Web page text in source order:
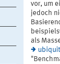
vor, um
jedoch
als